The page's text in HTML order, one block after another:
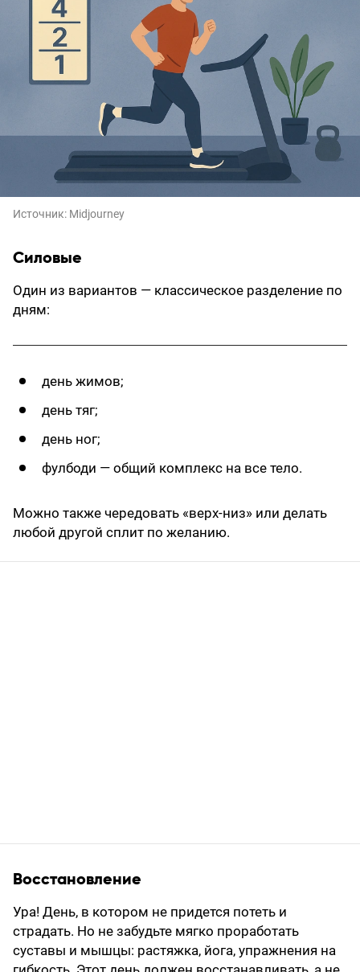
Источник: Midjourney
Силовые
Один из вариантов — классическое разделение по
дням:
день жимов;
день тяг;
день ног;
фулбоди — общий комплекс на все тело.
Можно также чередовать «верх-низ» или делать
любой другой сплит по желанию.
Восстановление
Ура! День, в котором не придется потеть и
страдать. Но не забудьте мягко проработать
суставы и мышцы: растяжка, йога, упражнения на